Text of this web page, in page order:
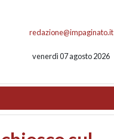
redazione@impaginato.it
venerdì 07 agosto 2026